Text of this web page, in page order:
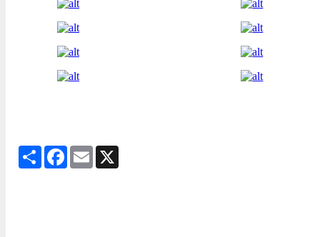
Share Facebook
Email